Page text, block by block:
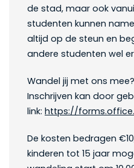
de stad, maar ook
studenten kunnen
altijd op de steun en
andere studenten wel
Wandel jij met ons mee?
Inschrijven kan door
link: https://
De kosten bedragen
kinderen tot 15 jaar